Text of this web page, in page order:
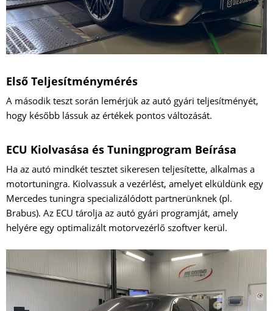
Első Teljesítménymérés
A második teszt során lemérjük az autó gyári teljesítményét,
hogy később lássuk az értékek pontos változását.
ECU Kiolvasása és Tuningprogram Beírása
Ha az autó mindkét tesztet sikeresen teljesítette, alkalmas a
motortuningra. Kiolvassuk a vezérlést, amelyet elküldünk egy
Mercedes tuningra specializálódott partnerünknek (pl.
Brabus). Az ECU tárolja az autó gyári programját, amely
helyére egy optimalizált motorvezérlő szoftver kerül.